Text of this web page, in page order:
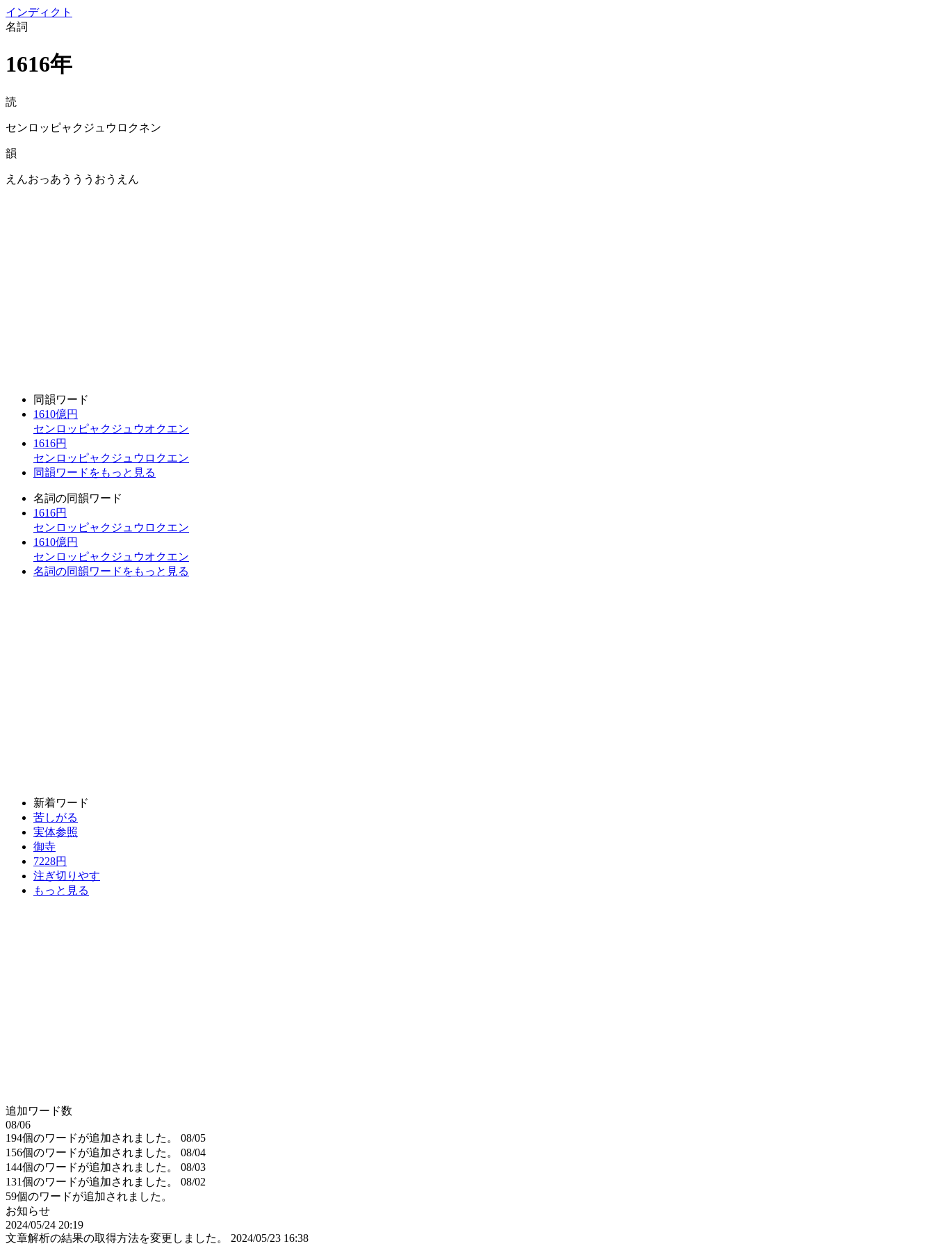
インディクト
名詞
1616年
読
センロッピャクジュウロクネン
韻
えんおっあうううおうえん
同韻ワード
1610億円
センロッピャクジュウオクエン
1616円
センロッピャクジュウロクエン
同韻ワードをもっと見る
名詞の同韻ワード
1616円
センロッピャクジュウロクエン
1610億円
センロッピャクジュウオクエン
名詞の同韻ワードをもっと見る
新着ワード
苦しがる
実体参照
御寺
7228円
注ぎ切りやす
もっと見る
追加ワード数
08/06
194個のワードが追加されました。
08/05
156個のワードが追加されました。
08/04
144個のワードが追加されました。
08/03
131個のワードが追加されました。
08/02
59個のワードが追加されました。
お知らせ
2024/05/24 20:19
文章解析の結果の取得方法を変更しました。
2024/05/23 16:38